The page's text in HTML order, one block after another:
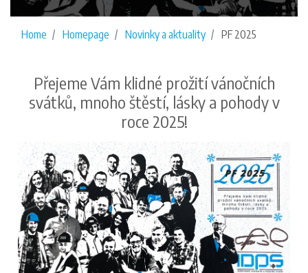
Home Homepage Novinky a aktuality PF 2025
Přejeme Vám klidné prožití vánočních
svátků, mnoho štěstí, lásky a pohody v
roce 2025!